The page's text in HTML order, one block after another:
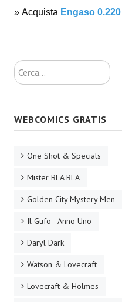
Be Side
Necro
Saggistica
Edikolè
MetroCult
Narrativa
FantaFiction
» Acquista Engaso
Cerca...
WEBCOMICS GRATIS
One Shot & Specials
Mister BLA BLA
Golden City Mystery Men
Il Gufo - Anno Uno
Daryl Dark
Watson & Lovecraft
Lovecraft & Holmes